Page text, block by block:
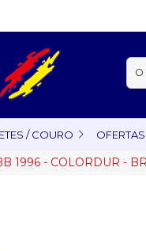
/ COURO
1996 - COLORDUR -